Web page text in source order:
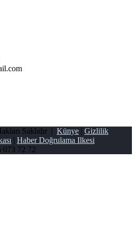
Saklıdır | Künye | Gizlilik
| Haber Doğrulama Ilkesi
073 72 72